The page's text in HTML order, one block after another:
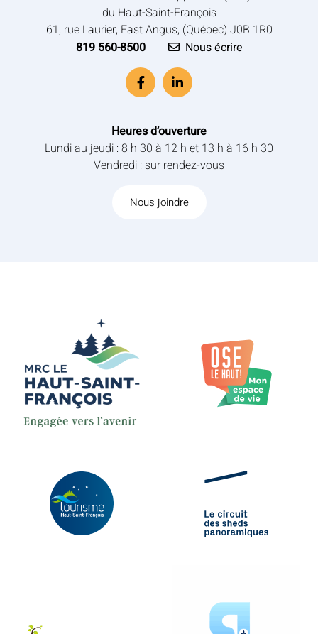
du Haut-Saint-François
61, rue Laurier, East Angus, (Québec) J0B 1R0
819 560-8500
Nous écrire
Heures d’ouverture
Lundi au jeudi : 8 h 30 à 12 h et 13 h à 16 h 30
Vendredi : sur rendez-vous
Nous joindre